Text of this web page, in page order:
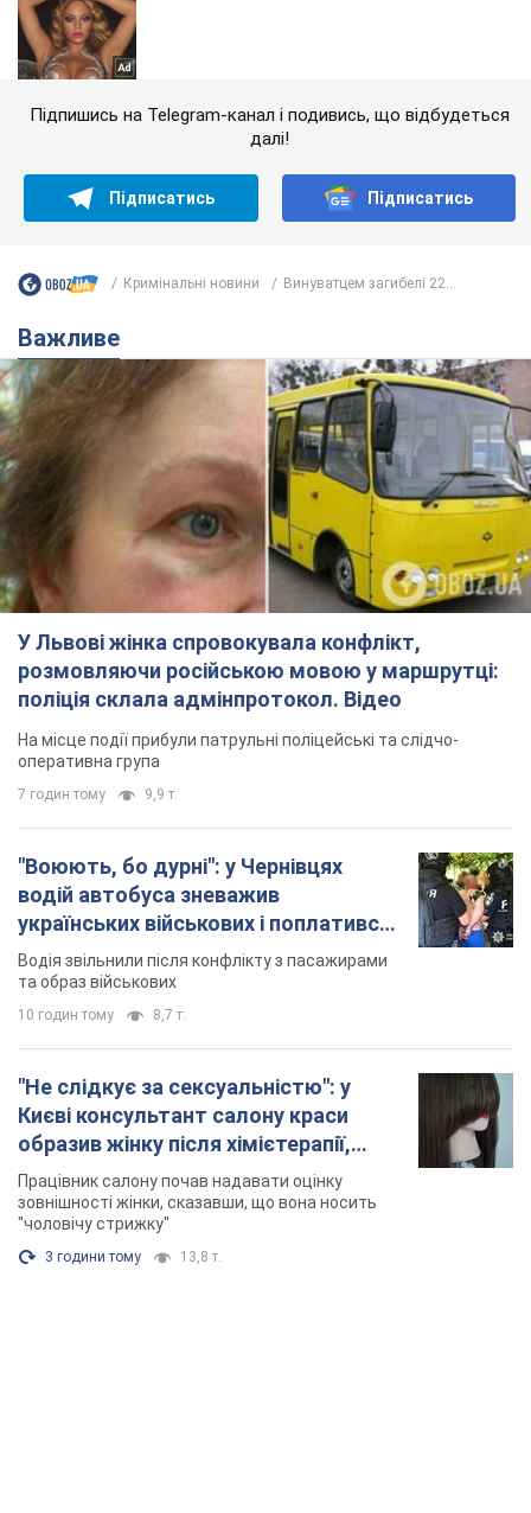
Підпишись на Telegram-канал і подивись, що відбудеться
далі!
Підписатись Підписатись
Кримінальні новини Винуватцем загибелі 22...
Важливе
У Львові жінка спровокувала конфлікт,
розмовляючи російською мовою у маршрутці:
поліція склала адмінпротокол. Відео
На місце події прибули патрульні поліцейські та слідчо-
оперативна група
7 годин тому 9,9 т.
"Воюють, бо дурні": у Чернівцях
водій автобуса зневажив
українських військових і поплатився.
Відео
Водія звільнили після конфлікту з пасажирами
та образ військових
10 годин тому 8,7 т.
"Не слідкує за сексуальністю": у
Києві консультант салону краси
образив жінку після хімієтерапії,
розгорівся скандал. Фото
Працівник салону почав надавати оцінку
зовнішності жінки, сказавши, що вона носить
"чоловічу стрижку"
3 години тому 13,8 т.